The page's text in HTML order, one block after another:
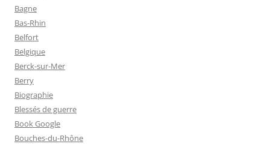
Bagne
Bas-Rhin
Belfort
Belgique
Berck-sur-Mer
Berry
Biographie
Blessés de guerre
Book Google
Bouches-du-Rhône